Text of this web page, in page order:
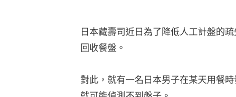
日本藏壽司近日為了降低人工計盤的
回收餐盤。
對此，就有一名日本男子在某天用餐